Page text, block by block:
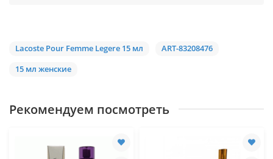
Lacoste Pour Femme Legere 15 мл
ART-83208476
15 мл женские
Рекомендуем посмотреть